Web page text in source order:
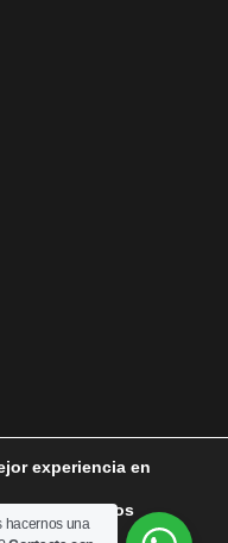
إشعارات قانونية
experiencia en
estamos
.
hacernos una